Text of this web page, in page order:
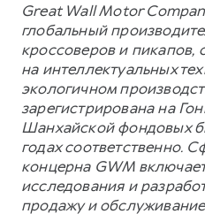
Great Wall Motor
глобальный
кроссоверов и
на интеллектуальных
экологичном
зарегистрирована на
Шанхайской фондовых
годах соответственно.
концерна GWM
исследования и
продажу и